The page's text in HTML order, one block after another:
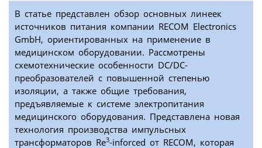
В статье представлен обзор основных линеек
источников питания компании RECOM Electronics
GmbH, ориентированных на применение в
медицинском оборудовании. Рассмотрены
схемотехнические особенности DC/DC-
преобразователей с повышенной степенью
изоляции, а также общие требования,
предъявляемые к системе электропитания
медицинского оборудования. Представлена новая
технология производства импульсных
трансформаторов Re3-inforced от RECOM, которая